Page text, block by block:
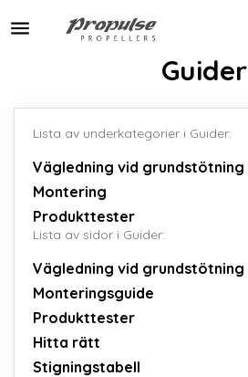
Toggle navigation
Guider
Lista av underkategorier i Guider:
Vägledning vid grundstötning
Montering
Produkttester
Lista av sidor i Guider:
Vägledning vid grundstötning
Monteringsguide
Produkttester
Hitta rätt
Stigningstabell